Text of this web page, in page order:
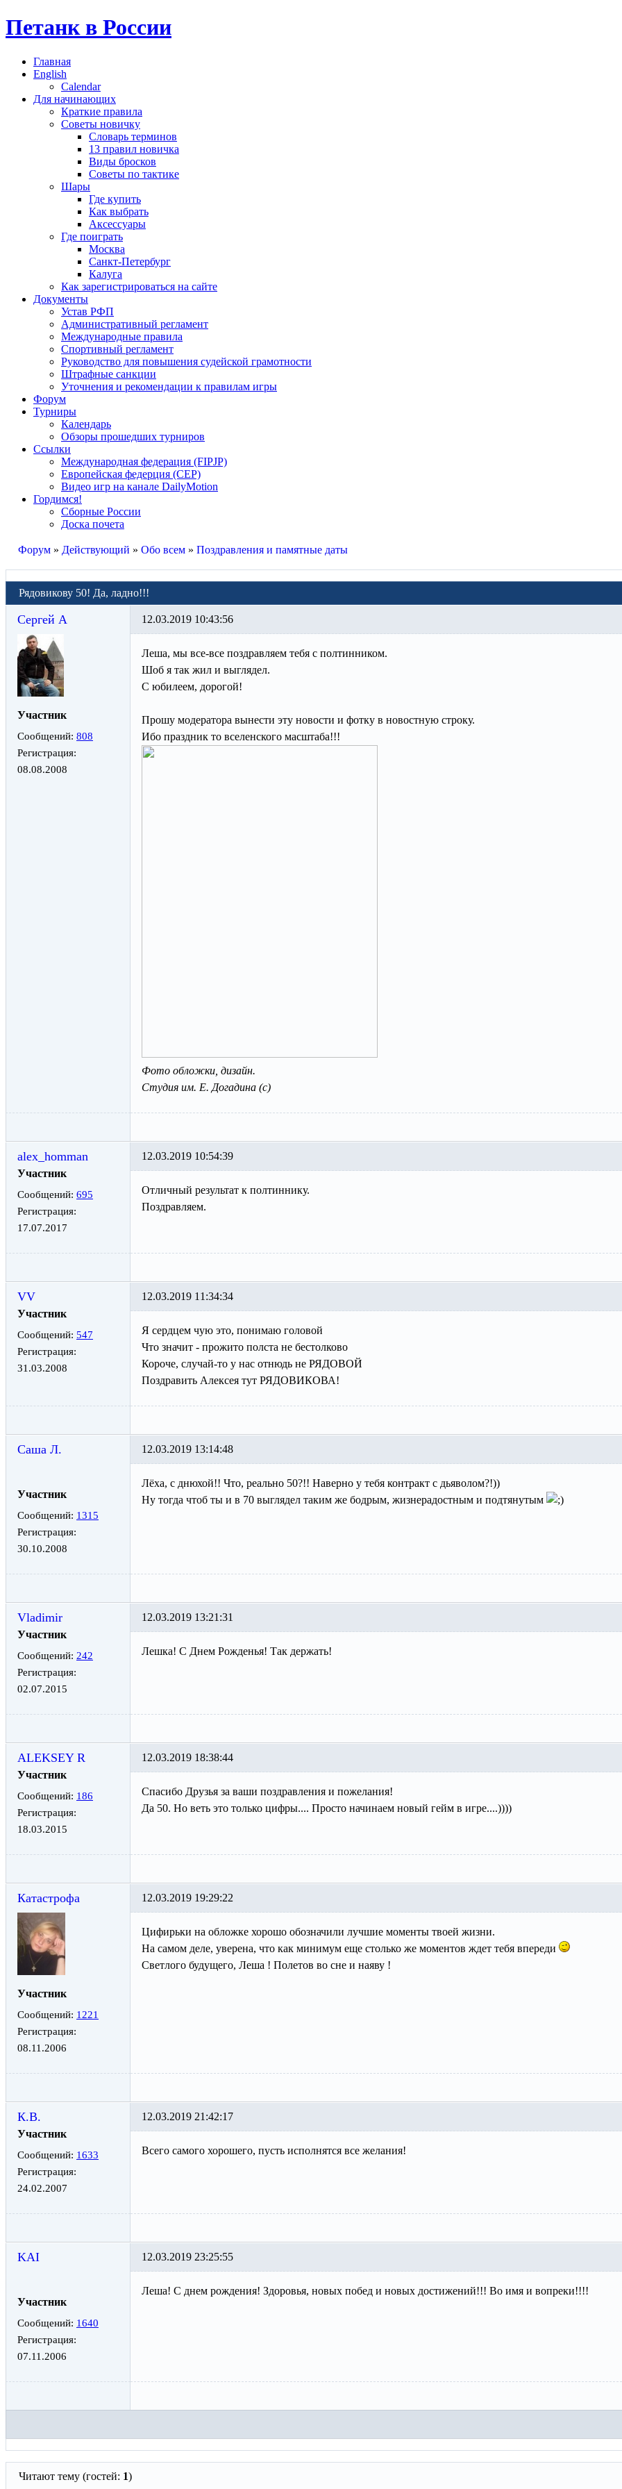
Петанк в России
Главная
English
Calendar
Для начинающих
Краткие правила
Советы новичку
Словарь терминов
13 правил новичка
Виды бросков
Советы по тактике
Шары
Где купить
Как выбрать
Аксессуары
Где поиграть
Москва
Санкт-Петербург
Калуга
Как зарегистрироваться на сайте
Документы
Устав РФП
Административный регламент
Международные правила
Спортивный регламент
Руководство для повышения судейской грамотности
Штрафные санкции
Уточнения и рекомендации к правилам игры
Форум
Турниры
Календарь
Обзоры прошедших турниров
Ссылки
Международная федерация (FIPJP)
Европейская федерция (CEP)
Видео игр на канале DailyMotion
Гордимся!
Сборные России
Доска почета
Форум » Действующий » Обо всем » Поздравления и памятные даты
Рядовикову 50! Да, ладно!!!
Сергей А
Участник
Сообщений: 808
Регистрация:
08.08.2008
12.03.2019 10:43:56
Леша, мы все-все поздравляем тебя с полтинником.
Шоб я так жил и выглядел.
С юбилеем, дорогой!
Прошу модератора вынести эту новости и фотку в новостную строку.
Ибо праздник то вселенского масштаба!!!
Фото обложки, дизайн.
Студия им. Е. Догадина (с)
alex_homman
Участник
Сообщений: 695
Регистрация:
17.07.2017
12.03.2019 10:54:39
Отличный результат к полтиннику.
Поздравляем.
VV
Участник
Сообщений: 547
Регистрация:
31.03.2008
12.03.2019 11:34:34
Я сердцем чую это, понимаю головой
Что значит - прожито полста не бестолково
Короче, случай-то у нас отнюдь не РЯДОВОЙ
Поздравить Алексея тут РЯДОВИКОВА!
Саша Л.
Участник
Сообщений: 1315
Регистрация:
30.10.2008
12.03.2019 13:14:48
Лёха, с днюхой!! Что, реально 50?!! Наверно у тебя контракт с дьяволом?!))
Ну тогда чтоб ты и в 70 выглядел таким же бодрым, жизнерадостным и подтянутым
Vladimir
Участник
Сообщений: 242
Регистрация:
02.07.2015
12.03.2019 13:21:31
Лешка! С Днем Рожденья! Так держать!
ALEKSEY R
Участник
Сообщений: 186
Регистрация:
18.03.2015
12.03.2019 18:38:44
Спасибо Друзья за ваши поздравления и пожелания!
Да 50. Но веть это только цифры.... Просто начинаем новый гейм в игре....))))
Катастрофа
Участник
Сообщений: 1221
Регистрация:
08.11.2006
12.03.2019 19:29:22
Цифирьки на обложке хорошо обозначили лучшие моменты твоей жизни.
На самом деле, уверена, что как минимум еще столько же моментов ждет тебя впереди
Светлого будущего, Леша ! Полетов во сне и наяву !
К.В.
Участник
Сообщений: 1633
Регистрация:
24.02.2007
12.03.2019 21:42:17
Всего самого хорошего, пусть исполнятся все желания!
KAI
Участник
Сообщений: 1640
Регистрация:
07.11.2006
12.03.2019 23:25:55
Леша! С днем рождения! Здоровья, новых побед и новых достижений!!! Во имя и вопреки!!!!
Читают тему (гостей: 1)